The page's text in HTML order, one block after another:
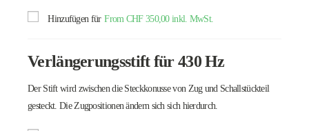
Hinzufügen für From CHF350,00 inkl. MwSt.
Verlängerungsstift für 430 Hz
Der Stift wird zwischen die Steckkonusse von Zug und Schallstückteil
gesteckt. Die Zugpositionen ändern sich sich hierdurch.